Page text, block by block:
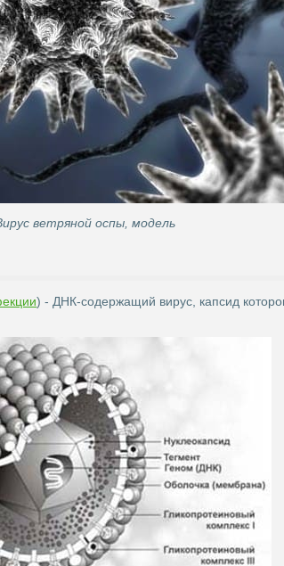
ветряной оспы, модель
) - ДНК-содержащий вирус, капсид